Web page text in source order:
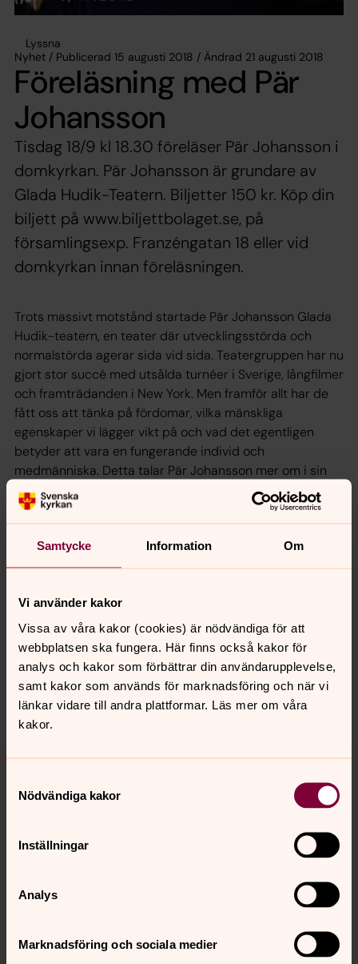
Samtycke Information Om
Vi använder kakor
Vissa av våra kakor (cookies) är nödvändiga för att
webbplatsen ska fungera. Här finns också kakor för
analys och kakor som förbättrar din användarupplevelse,
samt kakor som används för marknadsföring och när vi
länkar vidare till andra plattformar. Läs mer om våra
kakor.
Nödvändiga kakor
Inställningar
Analys
Marknadsföring och sociala medier
Lyssna
Nyhet / Publicerad 15 augusti 2018 / Ändrad 21 augusti 2018
Föreläsning med Pär
Johansson
Tisdag 18/9 kl 18.30 föreläser Pär Johansson i
domkyrkan. Pär Johansson är grundare av
Glada Hudik-Teatern. Biljetter 150 kr. Köp din
biljett på www.biljettbolaget.se, på
församlingsexp. Franzéngatan 18 eller vid
domkyrkan innan föreläsningen.
Trots massivt motstånd startade Pär Johansson Glada
Hudik-teatern, en teater där utvecklingsstörda och
normalstörda agerar sida vid sida. Teatergruppen har nu
gjort stor succé med utsålda turnéer i Sverige, långfilmer
och framträdanden i New York. Men framför allt har de
fått oss att tänka på fördomar, vilka mänskliga
egenskaper vi lägger vikt på och vad det egentligen
betyder att vara en fungerande individ och
medmänniska. Detta talar Pär Johansson mer om i sin
berörande föreläsning.
Köp biljett >>>Biljettbolaget (Klicka på länk så kommer
du direkt dit!)
Synpunkter eller frågor på sidans
innehåll?
harnosand.pastorat@svenskakyrkan.se
Dela
Kalender
Hitta snabbt